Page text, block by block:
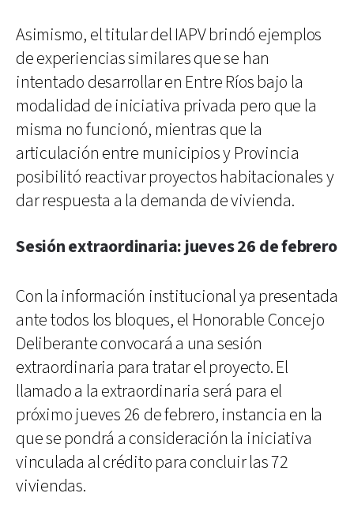
Asimismo, el titular del IAPV brindó ejemplos
de experiencias similares que se han
intentado desarrollar en Entre Ríos bajo la
modalidad de iniciativa privada pero que la
misma no funcionó, mientras que la
articulación entre municipios y Provincia
posibilitó reactivar proyectos habitacionales y
dar respuesta a la demanda de vivienda.
Sesión extraordinaria: jueves 26 de febrero
Con la información institucional ya presentada
ante todos los bloques, el Honorable Concejo
Deliberante convocará a una sesión
extraordinaria para tratar el proyecto. El
llamado a la extraordinaria será para el
próximo jueves 26 de febrero, instancia en la
que se pondrá a consideración la iniciativa
vinculada al crédito para concluir las 72
viviendas.